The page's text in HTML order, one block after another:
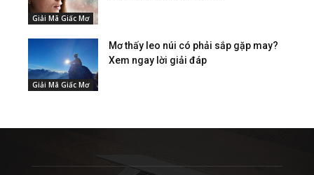
Giải Mã Giấc Mơ
Giải Mã Giấc Mơ
Mơ thấy leo núi có phải sắp gặp may?
Xem ngay lời giải đáp